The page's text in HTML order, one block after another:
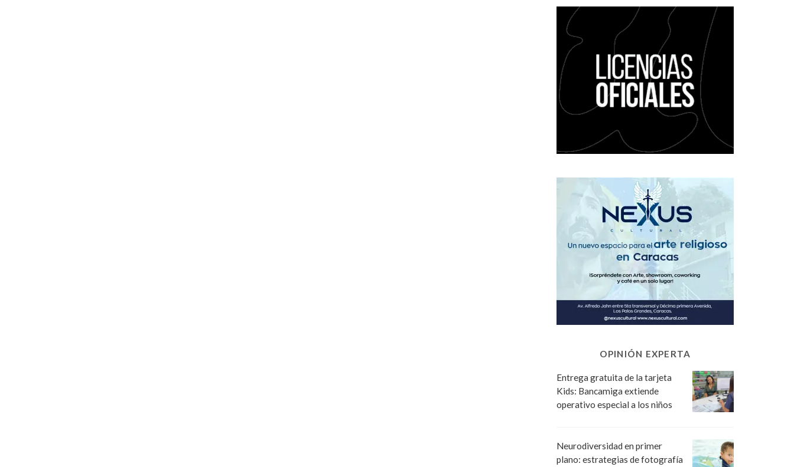
OPINIÓN EXPERTA
Entrega gratuita de la tarjeta
Kids: Bancamiga extiende
operativo especial a los niños
Neurodiversidad en primer
plano: estrategias de fotografía